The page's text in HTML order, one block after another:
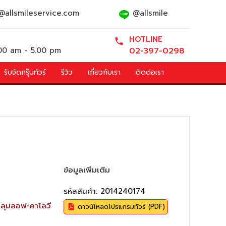
@allsmile
am - 5.00 pm
HOTLINE
02-397-0298
รับจัดกรุ๊ปทัวร์ รีวิว เกี่ยวกับเรา ติดต่อเรา
มลอฟ-คาโลวี
ข้อมูลเพิ่มเติม
รหัสสินค้า: 2014240174
ดาวน์โหลดโปรแกรมทัวร์ (PDF)